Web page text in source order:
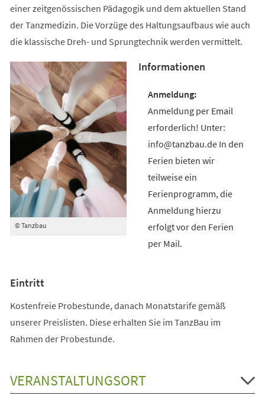
einer zeitgenössischen Pädagogik und dem aktuellen Stand
der Tanzmedizin. Die Vorzüge des Haltungsaufbaus wie auch
die klassische Dreh- und Sprungtechnik werden vermittelt.
© Tanzbau
Informationen
Anmeldung per Email
erforderlich! Unter:
info@tanzbau.de In den
Ferien bieten wir
teilweise ein
Ferienprogramm, die
Anmeldung hierzu
erfolgt vor den Ferien
per Mail.
Eintritt
Kostenfreie Probestunde, danach Monatstarife gemäß
unserer Preislisten. Diese erhalten Sie im TanzBau im
Rahmen der Probestunde.
VERANSTALTUNGSORT